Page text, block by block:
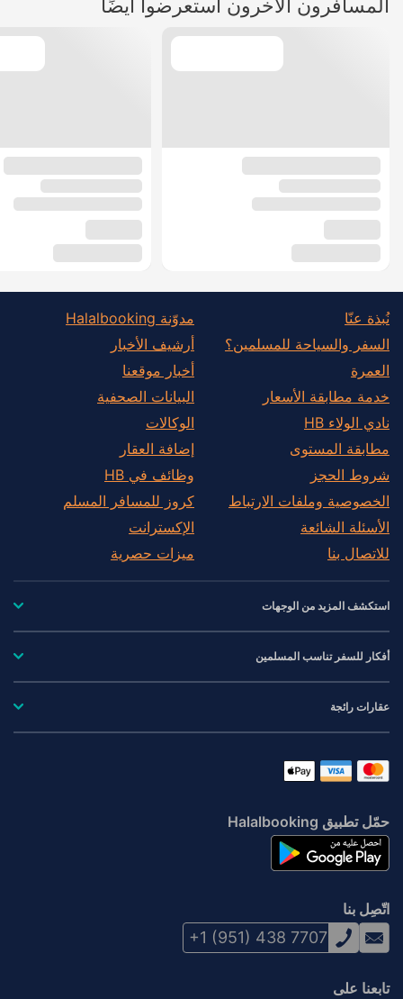
المسافرون الآخرون استعرضوا أيضًا
نُبذة عنّا
السفر والسياحة للمسلمين؟
العمرة
خدمة مطابقة الأسعار
نادي الولاء HB
مطابقة المستوى
شروط الحجز
الخصوصية وملفات الارتباط
الأسئلة الشائعة
للاتصال بنا
مدوّنة Halalbooking
أرشيف الأخبار
أخبار موقعنا
البيانات الصحفية
الوكالات
إضافة العقار
وظائف في HB
كروز للمسافر المسلم
الإكسترانت
ميزات حصرية
استكشف المزيد من الوجهات
أفكار للسفر تناسب المسلمين
عقارات رائجة
حمّل تطبيق Halalbooking
اتّصِل بنا
+1 (951) 438 7707
تابعنا على